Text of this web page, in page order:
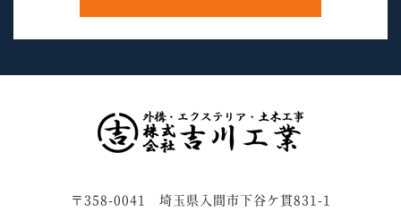
〒358-0041 埼玉県入間市下谷ケ貫831-1